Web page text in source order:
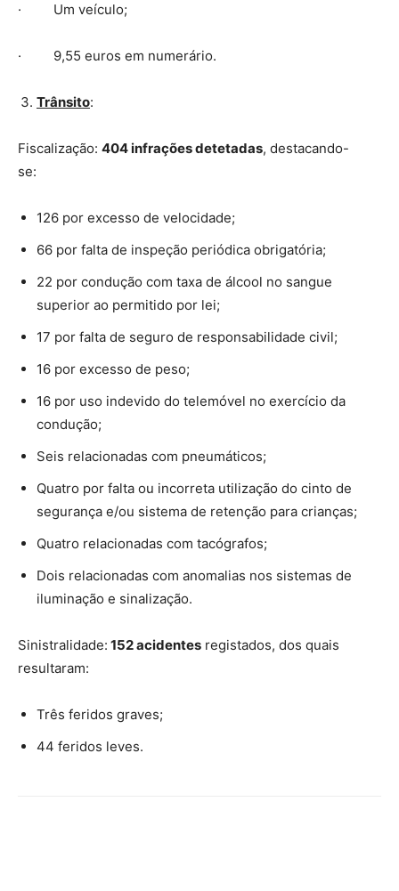
· Um veículo;
· 9,55 euros em numerário.
Trânsito:
Fiscalização: 404 infrações detetadas, destacando-
se:
126 por excesso de velocidade;
66 por falta de inspeção periódica obrigatória;
22 por condução com taxa de álcool no sangue
superior ao permitido por lei;
17 por falta de seguro de responsabilidade civil;
16 por excesso de peso;
16 por uso indevido do telemóvel no exercício da
condução;
Seis relacionadas com pneumáticos;
Quatro por falta ou incorreta utilização do cinto de
segurança e/ou sistema de retenção para crianças;
Quatro relacionadas com tacógrafos;
Dois relacionadas com anomalias nos sistemas de
iluminação e sinalização.
Sinistralidade: 152 acidentes registados, dos quais
resultaram:
Três feridos graves;
44 feridos leves.